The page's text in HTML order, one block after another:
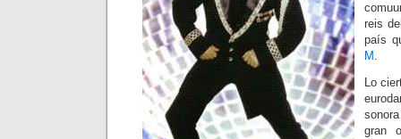
reis
país
M .
Lo
gran